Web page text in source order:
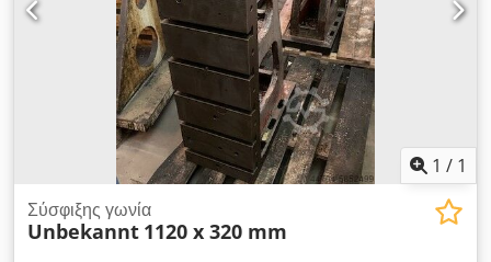
1 / 1
Σύσφιξης γωνία
Unbekannt 1120 x 320 mm